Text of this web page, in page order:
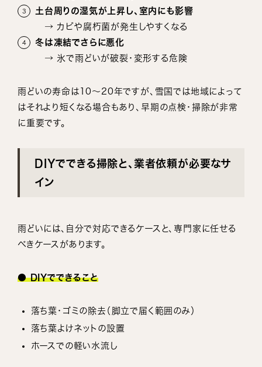
土台周りの湿気が上昇し、室内にも影響
→ カビや腐朽菌が発生しやすくなる
冬は凍結でさらに悪化
→ 氷で雨どいが破裂・変形する危険
雨どいの寿命は10〜20年ですが、雪国では地域によって
はそれより短くなる場合もあり、早期の点検・掃除が非常
に重要です。
DIYでできる掃除と、業者依頼が必要なサ
イン
雨どいには、自分で対応できるケースと、専門家に任せる
べきケースがあります。
● DIYでできること
落ち葉・ゴミの除去（脚立で届く範囲のみ）
落ち葉よけネットの設置
ホースでの軽い水流し